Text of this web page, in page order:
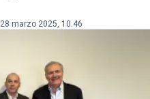
28 marzo 2025, 10.46